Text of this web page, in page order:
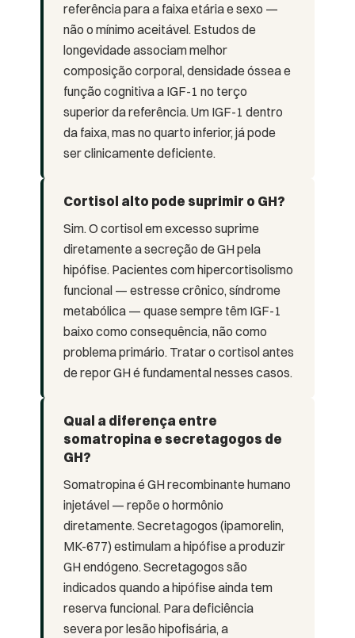
referência para a faixa etária e sexo —
não o mínimo aceitável. Estudos de
longevidade associam melhor
composição corporal, densidade óssea e
função cognitiva a IGF-1 no terço
superior da referência. Um IGF-1 dentro
da faixa, mas no quarto inferior, já pode
ser clinicamente deficiente.
Cortisol alto pode suprimir o GH?
Sim. O cortisol em excesso suprime
diretamente a secreção de GH pela
hipófise. Pacientes com hipercortisolismo
funcional — estresse crônico, síndrome
metabólica — quase sempre têm IGF-1
baixo como consequência, não como
problema primário. Tratar o cortisol antes
de repor GH é fundamental nesses casos.
Qual a diferença entre
somatropina e secretagogos de
GH?
Somatropina é GH recombinante humano
injetável — repõe o hormônio
diretamente. Secretagogos (ipamorelin,
MK-677) estimulam a hipófise a produzir
GH endógeno. Secretagogos são
indicados quando a hipófise ainda tem
reserva funcional. Para deficiência
severa por lesão hipofisária, a